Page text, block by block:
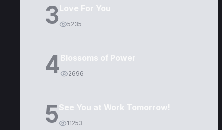
3Love For You
5235
4Blossoms of Power
2696
5See You at Work Tomorrow!
11253